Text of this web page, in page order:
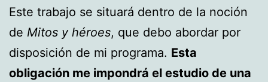
Este trabajo se situará dentro de la noción
de Mitos y héroes, que debo abordar por
disposición de mi programa. Esta
obligación me impondrá el estudio de una